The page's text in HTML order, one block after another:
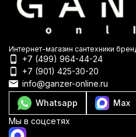
Интернет-магазин сантехники
+7 (499) 964-44-24
+7 (901) 425-30-20
info@ganzer-online.ru
Whatsapp
Max
Мы в соцсетях